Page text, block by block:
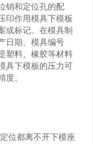
销和定位孔的配
印作用模具下模板
或标记。在模具制
日期、模具编号
塑料、橡胶等材料
具下模板的压力可
度。
位都离不开下模座